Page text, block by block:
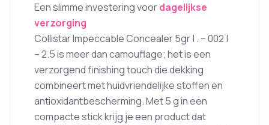
Een slimme investering voordagelijkse
verzorging
Collistar Impeccable Concealer 5gr | . – 002 |
– 2.5 is meer dan camouflage; het is een
verzorgend finishing touch die dekking
combineert met huidvriendelijke stoffen en
antioxidantbescherming. Met 5 g in een
compacte stick krijg je een product dat